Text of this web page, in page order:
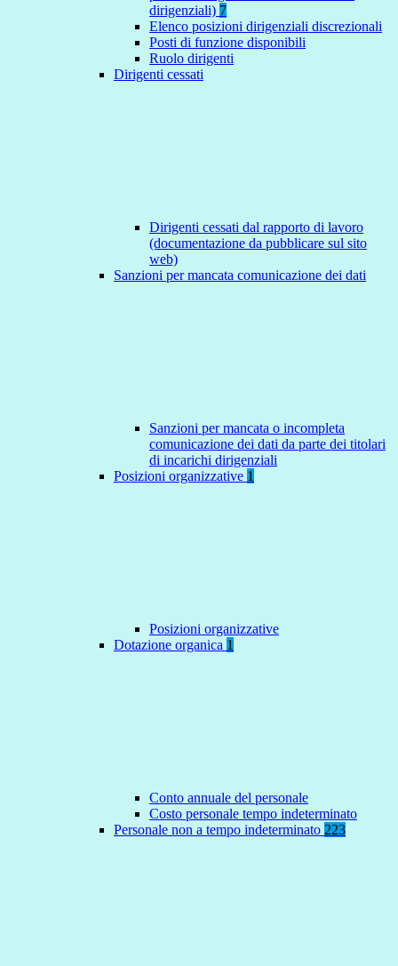
dirigenziali) 7
Elenco posizioni dirigenziali discrezionali
Posti di funzione disponibili
Ruolo dirigenti
Dirigenti cessati
Dirigenti cessati dal rapporto di lavoro
(documentazione da pubblicare sul sito
web)
Sanzioni per mancata comunicazione dei dati
Sanzioni per mancata o incompleta
comunicazione dei dati da parte dei titolari
di incarichi dirigenziali
Posizioni organizzative 1
Posizioni organizzative
Dotazione organica 1
Conto annuale del personale
Costo personale tempo indeterminato
Personale non a tempo indeterminato 223